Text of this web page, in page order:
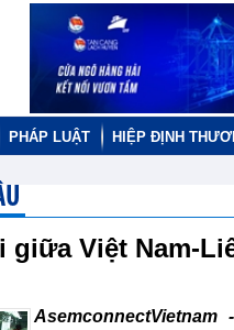
PHÁP LUẬT HIỆP ĐỊNH
Việt Nam-